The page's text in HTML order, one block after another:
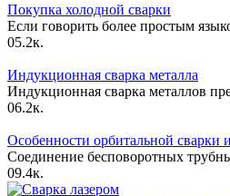
Покупка холодной сварки
Если говорить более простым
05.2к.
Индукционная сварка металла
Индукционная сварка металлов
06.2к.
Особенности орбитальной сварки
Соединение бесповоротных
09.4к.